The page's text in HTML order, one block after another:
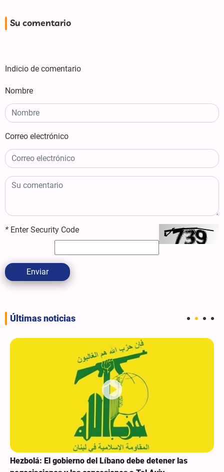
Su comentario
Indicio de comentario
Nombre
Correo electrónico
* Enter Security Code
Enviar
Últimas noticias
Hezbolá: El gobierno del Líbano debe detener las